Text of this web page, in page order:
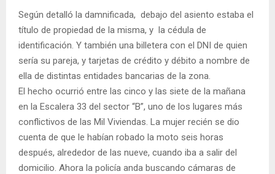
Según detalló la damnificada, debajo del asiento estaba el
título de propiedad de la misma, y la cédula de
identificación. Y también una billetera con el DNI de quien
sería su pareja, y tarjetas de crédito y débito a nombre de
ella de distintas entidades bancarias de la zona.
El hecho ocurrió entre las cinco y las siete de la mañana
en la Escalera 33 del sector “B”, uno de los lugares más
conflictivos de las Mil Viviendas. La mujer recién se dio
cuenta de que le habían robado la moto seis horas
después, alrededor de las nueve, cuando iba a salir del
domicilio. Ahora la policía anda buscando cámaras de